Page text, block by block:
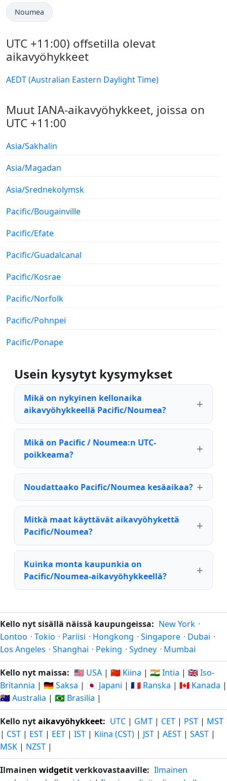
Noumea
UTC +11:00) offsetilla olevat
aikavyöhykkeet
AEDT (Australian Eastern Daylight Time)
Muut IANA-aikavyöhykkeet, joissa on
UTC +11:00
Asia/Sakhalin
Asia/Magadan
Asia/Srednekolymsk
Pacific/Bougainville
Pacific/Efate
Pacific/Guadalcanal
Pacific/Kosrae
Pacific/Norfolk
Pacific/Pohnpei
Pacific/Ponape
Usein kysytyt kysymykset
Mikä on nykyinen kellonaika
aikavyöhykkeellä Pacific/Noumea?
Mikä on Pacific / Noumea:n UTC-
poikkeama?
Noudattaako Pacific/Noumea kesäaikaa?
Mitkä maat käyttävät aikavyöhykettä
Pacific/Noumea?
Kuinka monta kaupunkia on
Pacific/Noumea-aikavyöhykkeellä?
Kello nyt sisällä näissä kaupungeissa: New York ·
Lontoo · Tokio · Pariisi · Hongkong · Singapore · Dubai ·
Los Angeles · Shanghai · Peking · Sydney · Mumbai
Kello nyt maissa: 🇺🇸 USA | 🇨🇳 Kiina | 🇮🇳 Intia | 🇬🇧 Iso-
Britannia | 🇩🇪 Saksa | 🇯🇵 Japani | 🇫🇷 Ranska | 🇨🇦 Kanada |
🇦🇺 Australia | 🇧🇷 Brasilia |
Kello nytaikavyöhykkeet: UTC | GMT | CET | PST | MST
| CST | EST | EET | IST | Kiina (CST) | JST | AEST | SAST |
MSK | NZST |
Ilmainen widgetitverkkovastaaville: Ilmainen